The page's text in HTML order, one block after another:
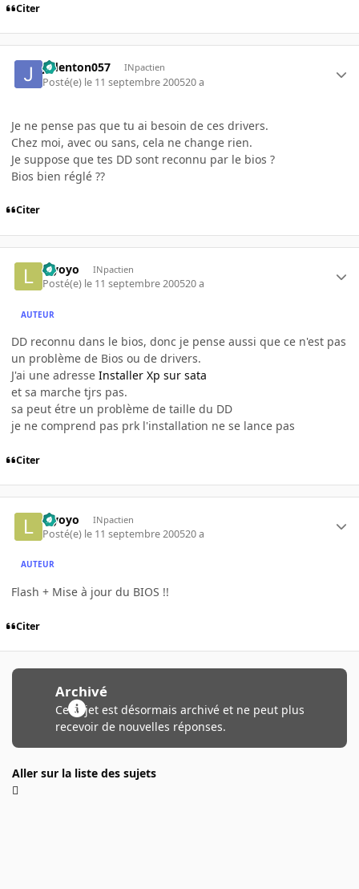
Citer
jcdenton057 INpactien
Posté(e) le 11 septembre 200520 a
Je ne pense pas que tu ai besoin de ces drivers.
Chez moi, avec ou sans, cela ne change rien.
Je suppose que tes DD sont reconnu par le bios ?
Bios bien réglé ??
Citer
leyoyo INpactien
Posté(e) le 11 septembre 200520 a
AUTEUR
DD reconnu dans le bios, donc je pense aussi que ce n'est pas
un problème de Bios ou de drivers.
J'ai une adresse Installer Xp sur sata
et sa marche tjrs pas.
sa peut étre un problème de taille du DD
je ne comprend pas prk l'installation ne se lance pas
Citer
leyoyo INpactien
Posté(e) le 11 septembre 200520 a
AUTEUR
Flash + Mise à jour du BIOS !!
Citer
Archivé
Ce sujet est désormais archivé et ne peut plus
recevoir de nouvelles réponses.
Aller sur la liste des sujets